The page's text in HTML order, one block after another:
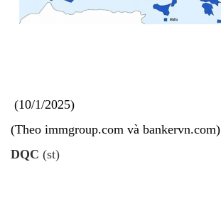
10/1/2025
(Theo immgroup.com và bankervn.com)
DQC (st)